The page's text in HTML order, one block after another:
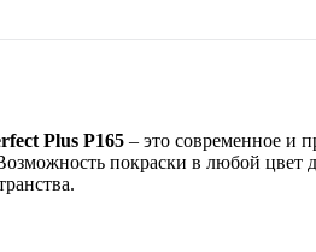
Plus P165 – это современное и
покраски в любой цвет